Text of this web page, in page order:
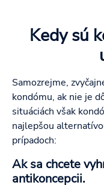
Kedy sú
Samozrejme,
kondómu, ak nie je
situáciách však
najlepšou
prípadoch:
Ak sa chcete
antikoncepcii.